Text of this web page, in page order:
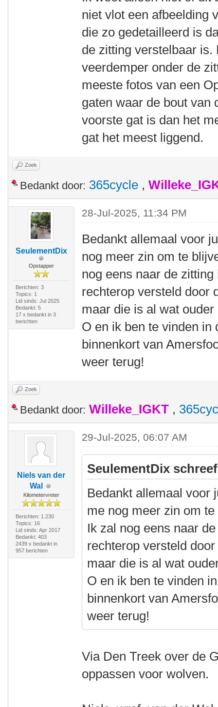
niet vlot een afbeelding
die zo gedetailleerd is
de zitting verstelbaar
veerdemper onder de
meeste fotos van een
gaten waar de bout van
voorste gat is dan het
gat het meest liggend.
Zoek
Bedankt door: 365cycle ,
SeulementDix
Opstapper
Berichten: 3
Topics: 1
Lid sinds: Jul 2025
Bedankt: 5
17 x bedankt in 3
berichten
28-Jul-2025, 11:34 PM
Bedankt allemaal voor
nog meer zin om te
nog eens naar de
rechterop versteld door
maar die is al wat
O en ik ben te vinden in
binnenkort van
weer terug!
Zoek
Bedankt door: Willeke_IGKT ,
Niels van der
Wal
Kilometervreter
Berichten: 1.230
Topics: 16
Lid sinds: Apr 2017
Bedankt: 403
2439 x bedankt in
957 berichten
29-Jul-2025, 06:07 AM
SeulementDix
Bedankt allemaal voor
me nog meer zin om
Ik zal nog eens naar
rechterop versteld
maar die is al wat
O en ik ben te vinden
binnenkort van
weer terug!
Via Den Treek over de
oppassen voor wolven.